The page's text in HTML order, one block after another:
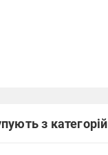
з категорій